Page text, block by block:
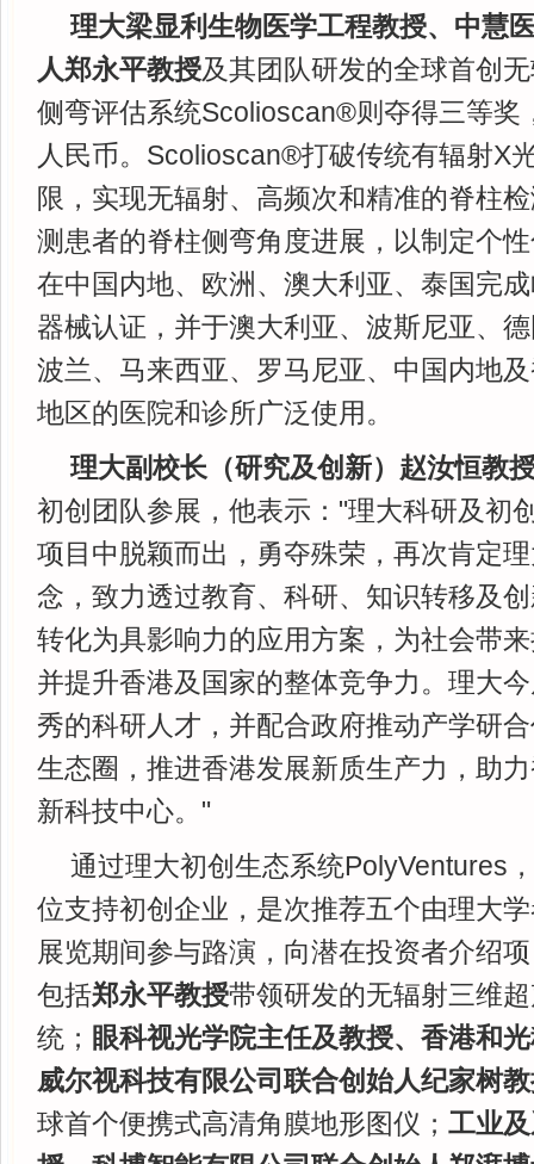
理大梁显利生物医学工程教授、中慧
人郑永平教授及其团队研发的全球首创
侧弯评估系统Scolioscan®则夺得三等奖
人民币。Scolioscan®打破传统有辐射X
限，实现无辐射、高频次和精准的脊柱
测患者的脊柱侧弯角度进展，以制定个
在中国内地、欧洲、澳大利亚、泰国完
器械认证，并于澳大利亚、波斯尼亚、
波兰、马来西亚、罗马尼亚、中国内地
地区的医院和诊所广泛使用。
理大副校长（研究及创新）赵汝恒教
初创团队参展，他表示："理大科研及初
项目中脱颖而出，勇夺殊荣，再次肯定
念，致力透过教育、科研、知识转移及
转化为具影响力的应用方案，为社会带
并提升香港及国家的整体竞争力。理大
秀的科研人才，并配合政府推动产学研
生态圈，推进香港发展新质生产力，助
新科技中心。"
通过理大初创生态系统PolyVentures
位支持初创企业，是次推荐五个由理大
展览期间参与路演，向潜在投资者介绍
包括郑永平教授带领研发的无辐射三维
统； 眼科视光学院主任及教授、香港和
威尔视科技有限公司联合创始人纪家树
球首个便携式高清角膜地形图仪； 工业